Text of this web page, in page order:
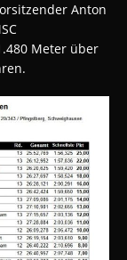
Anton
Meter über